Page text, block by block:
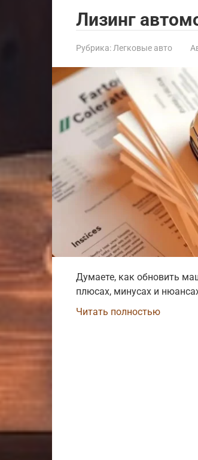
Лизинг
Рубрика: Легковые авто
Думаете, как обновить
плюсах, минусах и
Читать полностью